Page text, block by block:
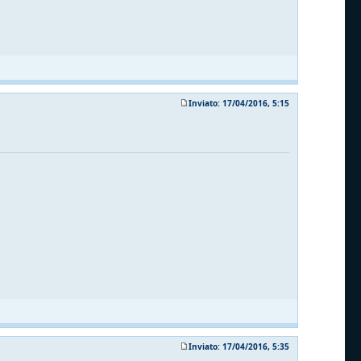
Inviato: 17/04/2016, 5:15
Inviato: 17/04/2016, 5:35